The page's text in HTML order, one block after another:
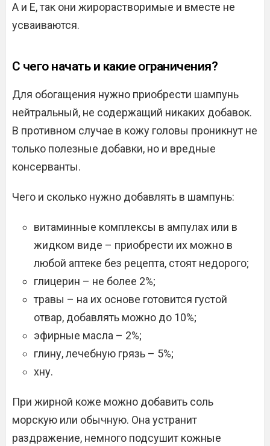
А и Е, так они жирорастворимые и вместе не
усваиваются.
С чего начать и какие ограничения?
Для обогащения нужно приобрести шампунь
нейтральный, не содержащий никаких добавок.
В противном случае в кожу головы проникнут не
только полезные добавки, но и вредные
консерванты.
Чего и сколько нужно добавлять в шампунь:
витаминные комплексы в ампулах или в
жидком виде – приобрести их можно в
любой аптеке без рецепта, стоят недорого;
глицерин – не более 2%;
травы – на их основе готовится густой
отвар, добавлять можно до 10%;
эфирные масла – 2%;
глину, лечебную грязь – 5%;
хну.
При жирной коже можно добавить соль
морскую или обычную. Она устранит
раздражение, немного подсушит кожные